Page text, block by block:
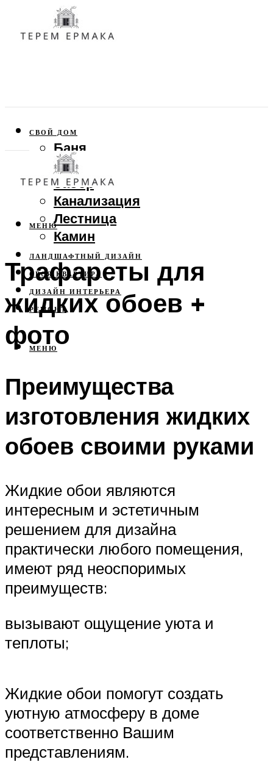
СВОЙ ДОМ
Баня
Веранда
Забор
Канализация
Лестница
Камин
ЛАНДШАФТНЫЙ ДИЗАЙН
СВОЯ КВАРТИРА
ДИЗАЙН ИНТЕРЬЕРА
РЕМОНТ
МЕНЮ
МЕНЮ
Трафареты для
жидких обоев +
фото
Преимущества
изготовления жидких
обоев своими руками
Жидкие обои являются
интересным и эстетичным
решением для дизайна
практически любого помещения,
имеют ряд неоспоримых
преимуществ:
вызывают ощущение уюта и
теплоты;
Жидкие обои помогут создать
уютную атмосферу в доме
соответственно Вашим
представлениям.